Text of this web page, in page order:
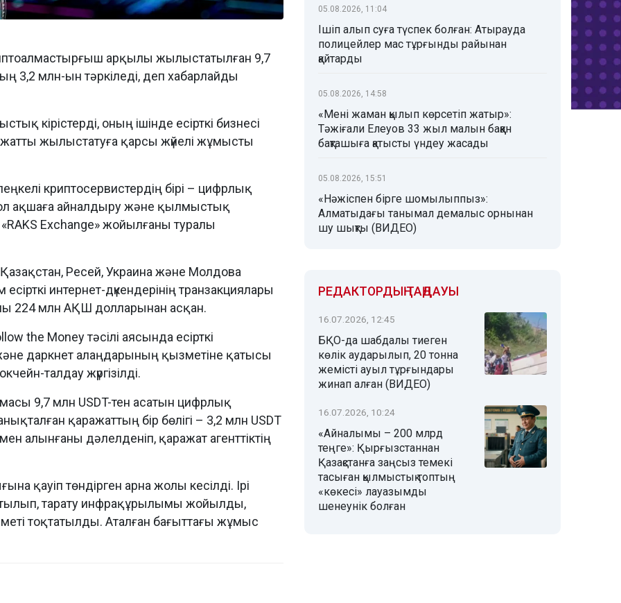
арқылы жылыстатылған 9,7
3,2 млн-ын тәркіледі, деп хабарлайды
кірістерді, оның ішінде есірткі бизнесі
жылыстатуға қарсы жүйелі жұмысты
криптосервистердің бірі – цифрлық
ақшаға айналдыру және қылмыстық
Exchange» жойылғаны туралы
Ресей, Украина және Молдова
интернет-дүкендерінің транзакциялары
224 млн АҚШ долларынан асқан.
the Money тәсілі аясында есірткі
даркнет алаңдарының қызметіне қатысы
талдау жүргізілді.
9,7 млн USDT-тен асатын цифрлық
қаражаттың бір бөлігі – 3,2 млн USDT
алынғаны дәлелденіп, қаражат агенттіктің
қауіп төндірген арна жолы кесілді. Ірі
тарату инфрақұрылымы жойылды,
тоқтатылды. Аталған бағыттағы жұмыс
05.08.2026, 11:04
Ішіп алып суға түспек болған: Атырауда
полицейлер мас тұрғынды райынан
қайтарды
05.08.2026, 14:58
«Мені жаман қылып көрсетіп жатыр»:
Тәжіғали Елеуов 33 жыл малын баққан
бақташыға қатысты үндеу жасады
05.08.2026, 15:51
«Нәжіспен бірге шомылыппыз»:
Алматыдағы танымал демалыс орнынан
шу шықты (ВИДЕО)
РЕДАКТОРДЫҢ ТАҢДАУЫ
16.07.2026, 12:45
БҚО-да шабдалы тиеген
көлік аударылып, 20 тонна
жемісті ауыл тұрғындары
жинап алған (ВИДЕО)
16.07.2026, 10:24
«Айналымы – 200 млрд
теңге»: Қырғызстаннан
Қазақстанға заңсыз темекі
тасыған қылмыстық топтың
«көкесі» лауазымды
шенеунік болған